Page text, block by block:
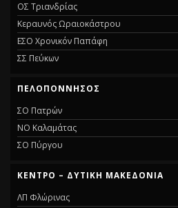
ΟΣ Τριανδρίας
Κεραυνός Ωραιοκάστρου
ΕΣΟ Χρονικόν Παπάφη
ΣΣ Πεύκων
ΠΕΛΟΠΌΝΝΗΣΟΣ
ΣΟ Πατρών
ΝΟ Καλαμάτας
ΣΟ Πύργου
ΚΈΝΤΡΟ – ΔΥΤΙΚΉ ΜΑΚΕΔΟΝΊΑ
ΛΠ Φλώρινας